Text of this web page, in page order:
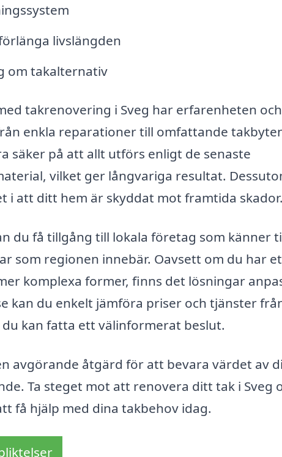
livslängden
om takalternativ
takrenovering i Sveg har erfarenheten och
enkla reparationer till omfattande
säker på att allt utförs enligt de senaste
vilket ger långvariga resultat.
i att ditt hem är skyddat mot framtida skador.
du få tillgång till lokala företag som känner
som regionen innebär. Oavsett om du har
komplexa former, finns det lösningar
kan du enkelt jämföra priser och tjänster
kan fatta ett välinformerat beslut.
avgörande åtgärd för att bevara värdet av
Ta steget mot att renovera ditt tak i Sveg
få hjälp med dina takbehov idag.